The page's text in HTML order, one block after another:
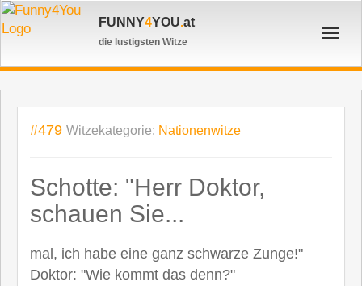
FUNNY4YOU.at
die lustigsten Witze
#479 Witzekategorie: Nationenwitze
Schotte: "Herr Doktor,
schauen Sie...
mal, ich habe eine ganz schwarze Zunge!"
Doktor: "Wie kommt das denn?"